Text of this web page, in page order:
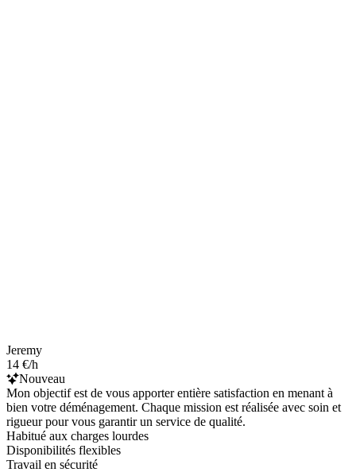
Jeremy
14 €/h
Nouveau
Mon objectif est de vous apporter entière satisfaction en menant à
bien votre déménagement. Chaque mission est réalisée avec soin et
rigueur pour vous garantir un service de qualité.
Habitué aux charges lourdes
Disponibilités flexibles
Travail en sécurité